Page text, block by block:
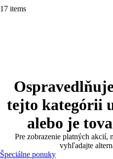
17 items
tejto kategórii
alebo je
Pre zobrazenie platných akcií,
vyhľadajte
Špeciálne ponuky